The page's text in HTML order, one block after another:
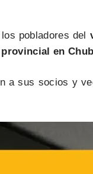
pobladores del
en
a sus socios y